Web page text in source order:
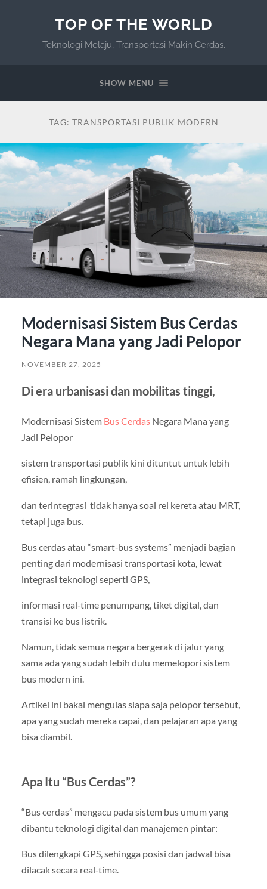
TOP OF THE WORLD
Teknologi Melaju, Transportasi Makin Cerdas.
SHOW MENU
TAG: TRANSPORTASI PUBLIK MODERN
Modernisasi Sistem Bus Cerdas
Negara Mana yang Jadi Pelopor
NOVEMBER 27, 2025
Di era urbanisasi dan mobilitas tinggi,
Modernisasi Sistem Bus CerdasNegara Mana yang
Jadi Pelopor
sistem transportasi publik kini dituntut untuk lebih
efisien, ramah lingkungan,
dan terintegrasi tidak hanya soal rel kereta atau MRT,
tetapi juga bus.
Bus cerdas atau “smart‑bus systems” menjadi bagian
penting dari modernisasi transportasi kota, lewat
integrasi teknologi seperti GPS,
informasi real‑time penumpang, tiket digital, dan
transisi ke bus listrik.
Namun, tidak semua negara bergerak di jalur yang
sama ada yang sudah lebih dulu memelopori sistem
bus modern ini.
Artikel ini bakal mengulas siapa saja pelopor tersebut,
apa yang sudah mereka capai, dan pelajaran apa yang
bisa diambil.
Apa Itu “Bus Cerdas”?
“Bus cerdas” mengacu pada sistem bus umum yang
dibantu teknologi digital dan manajemen pintar:
Bus dilengkapi GPS, sehingga posisi dan jadwal bisa
dilacak secara real‑time.